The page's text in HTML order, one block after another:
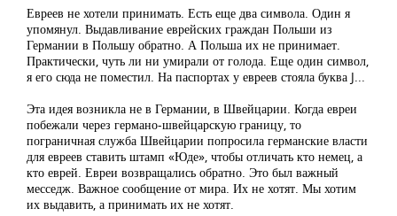
Евреев не хотели принимать. Есть еще два символа. Один я
упомянул. Выдавливание еврейских граждан Польши из
Германии в Польшу обратно. А Польша их не принимает.
Практически, чуть ли ни умирали от голода. Еще один символ,
я его сюда не поместил. На паспортах у евреев стояла буква J...
Эта идея возникла не в Германии, в Швейцарии. Когда евреи
побежали через германо-швейцарскую границу, то
пограничная служба Швейцарии попросила германские власти
для евреев ставить штамп «Юде», чтобы отличать кто немец, а
кто еврей. Евреи возвращались обратно. Это был важный
месседж. Важное сообщение от мира. Их не хотят. Мы хотим
их выдавить, а принимать их не хотят.